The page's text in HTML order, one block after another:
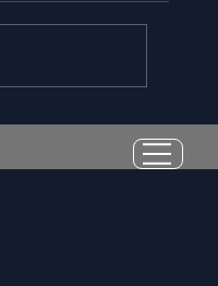
il Quoziente di